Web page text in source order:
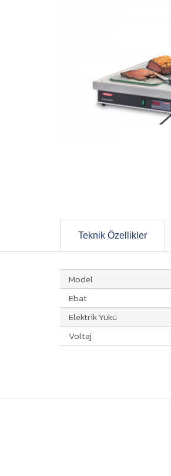
Teknik Özellikler
Model
Ebat
Elektrik Yükü
Voltaj